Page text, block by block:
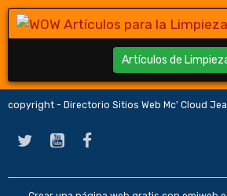
Artículos de
copyright - Directorio Sitios Web Mc' Cloud